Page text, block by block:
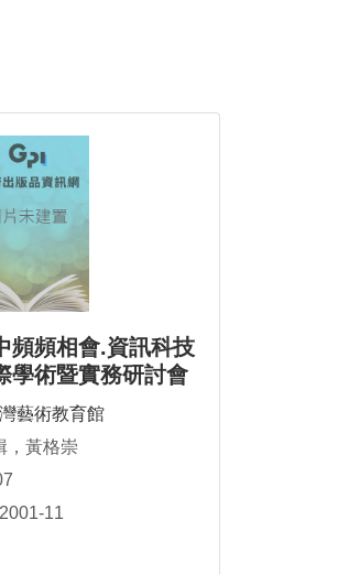
頻頻相會.資訊科技
學術暨實務研討會
藝術教育館
，黃格崇
11